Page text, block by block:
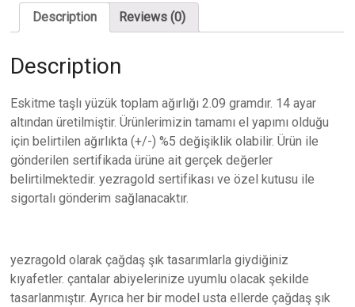
Description Reviews (0)
Description
Eskitme taşlı yüzük toplam ağırlığı 2.09 gramdır. 14 ayar
altından üretilmiştir. Ürünlerimizin tamamı el yapımı olduğu
için belirtilen ağırlıkta (+/-) %5 değişiklik olabilir. Ürün ile
gönderilen sertifikada ürüne ait gerçek değerler
belirtilmektedir. yezragold sertifikası ve özel kutusu ile
sigortalı gönderim sağlanacaktır.
yezragold olarak çağdaş şık tasarımlarla giydiğiniz
kıyafetler. çantalar abiyelerinize uyumlu olacak şekilde
tasarlanmıştır. Ayrıca her bir model usta ellerde çağdaş şık